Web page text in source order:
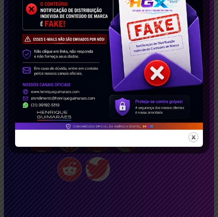
caso gratuito e descubra como podemos
transformar seu negócio!
Conecte-se Conosco!